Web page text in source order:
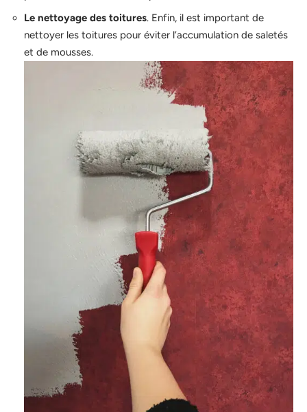
Le nettoyage des toitures. Enfin, il est important de
nettoyer les toitures pour éviter l’accumulation de saletés
et de mousses.